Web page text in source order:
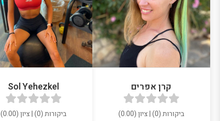
קרן אפרים‬‎
ביקורות (0) | ציון (0.00)
Sol Yehezkel
ביקורות (0) | ציון (0.00)